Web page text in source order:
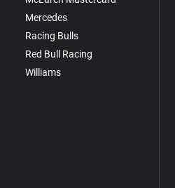
Mercedes
Racing Bulls
Red Bull Racing
Williams